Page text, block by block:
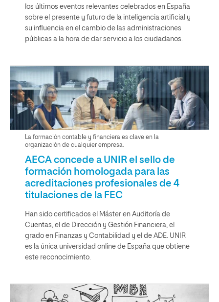
los últimos eventos relevantes celebrados en España
sobre el presente y futuro de la inteligencia artificial y
su influencia en el cambio de las administraciones
públicas a la hora de dar servicio a los ciudadanos.
La formación contable y financiera es clave en la
organización de cualquier empresa.
AECA concede a UNIR el sello de
formación homologada para las
acreditaciones profesionales de 4
titulaciones de la FEC
Han sido certificados el Máster en Auditoría de
Cuentas, el de Dirección y Gestión Financiera, el
grado en Finanzas y Contabilidad y el de ADE. UNIR
es la única universidad online de España que obtiene
este reconocimiento.